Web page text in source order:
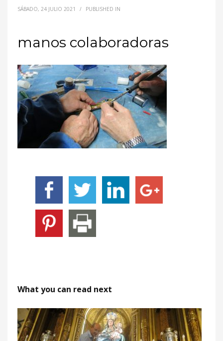
SÁBADO, 24 JULIO 2021 / PUBLISHED IN
manos colaboradoras
What you can read next